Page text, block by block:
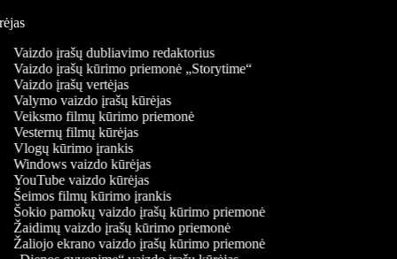
Vaizdo įrašų dubliavimo redaktorius
Vaizdo įrašų kūrimo priemonė „Storytime“
Vaizdo įrašų vertėjas
Valymo vaizdo įrašų kūrėjas
Veiksmo filmų kūrimo priemonė
Vesternų filmų kūrėjas
Vlogų kūrimo įrankis
Windows vaizdo kūrėjas
YouTube vaizdo kūrėjas
Šeimos filmų kūrimo įrankis
Šokio pamokų vaizdo įrašų kūrimo priemonė
Žaidimų vaizdo įrašų kūrimo priemonė
Žaliojo ekrano vaizdo įrašų kūrimo priemonė